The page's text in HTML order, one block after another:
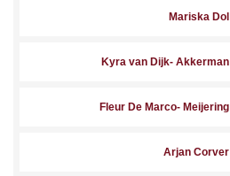
Mariska Dol
Kyra van Dijk- Akkerman
Fleur De Marco- Meijering
Arjan Corver